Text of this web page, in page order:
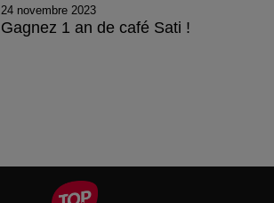
24 novembre 2023
Gagnez 1 an de café Sati !